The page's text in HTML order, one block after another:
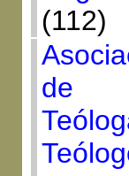
(112)
de